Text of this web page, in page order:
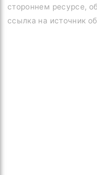
стороннем ресурсе,
ссылка на источник